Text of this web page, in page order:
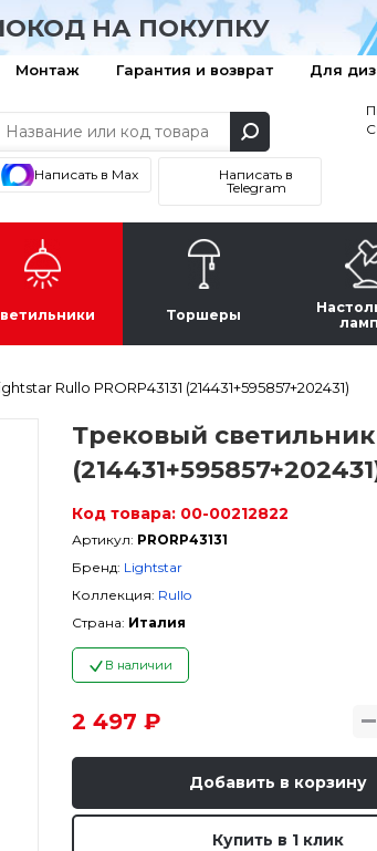
НА ПОКУПКУ
Монтаж Гарантия и возврат Для
Написать в Max
Написать в
Telegram
Торшеры
Rullo PRORP43131 (214431+595857+202431)
Трековый светильник
Код товара: 00-00212822
Артикул: PRORP43131
Бренд: Lightstar
Коллекция: Rullo
Страна: Италия
В наличии
2 497 ₽
Добавить в корзину
Купить в 1 клик